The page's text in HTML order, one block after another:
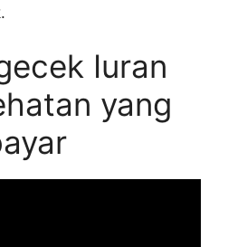
Iuran
yang